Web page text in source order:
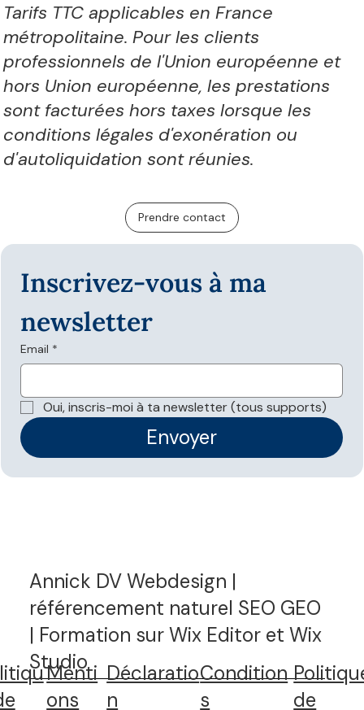
Tarifs TTC applicables en France
métropolitaine. Pour les clients
professionnels de l'Union européenne et
hors Union européenne, les prestations
sont facturées hors taxes lorsque les
conditions légales d'exonération ou
d'autoliquidation sont réunies.
Prendre contact
Inscrivez-vous à ma
newsletter
Email *
Oui, inscris-moi à ta newsletter (tous supports)
Envoyer
Annick DV Webdesign |
référencement naturel SEO GEO
| Formation sur Wix Editor et Wix
Studio
Menti
ons
Déclaratio
n
de
Condition
s